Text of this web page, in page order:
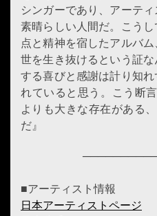
シンガーであり、アーテ
素晴らしい人間だ。こう
点と精神を宿したアルバ
世を生き抜けるという証
する喜びと感謝は計り知
れていると思う。こう断
よりも大きな存在がある
だ』
■アーティスト情報
日本アーティストページ